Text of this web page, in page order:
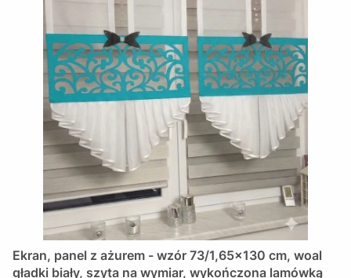
Ekran, panel z ażurem - wzór 73/1,65x130 cm, woal
gładki biały, szyta na wymiar, wykończona lamówką